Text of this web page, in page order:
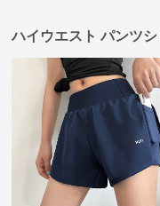
ハイウエスト パンツ